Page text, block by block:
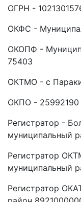
ОГРН -
ОКФС -
ОКОПФ -
75403
ОКТМО - с
ОКПО - 25992190
Регистратор -
муниципальный
Регистратор
муниципальный
Регистратор